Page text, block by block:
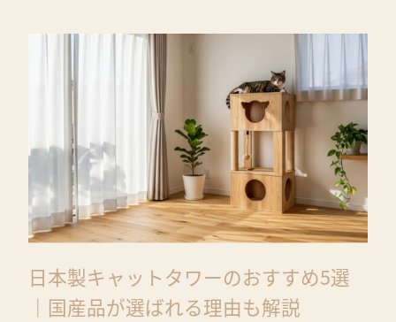
日本製キャットタワーのおすすめ5選
｜国産品が選ばれる理由も解説